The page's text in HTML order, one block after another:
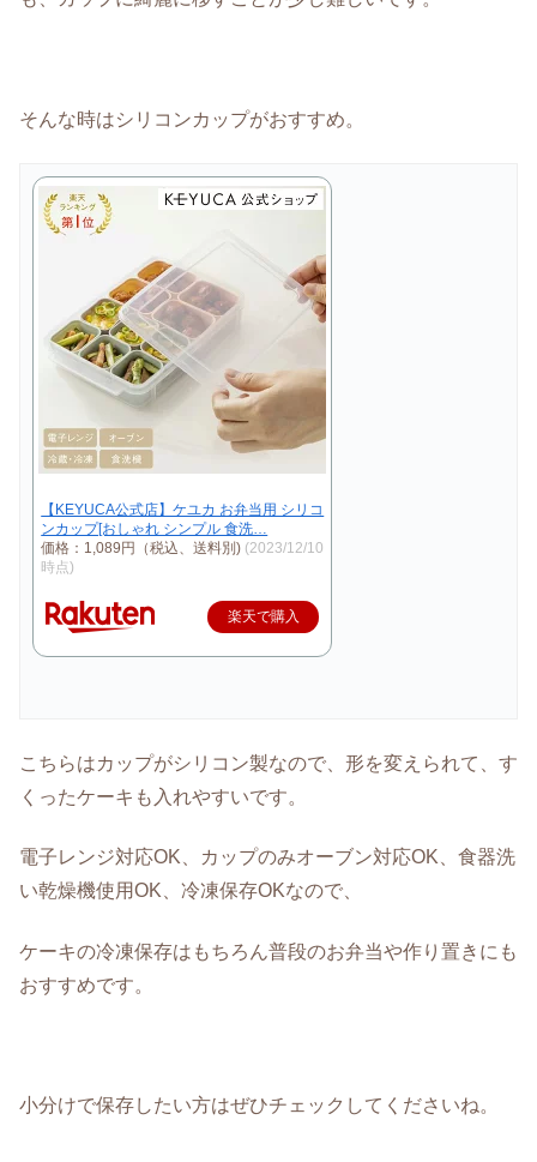
そんな時はシリコンカップがおすすめ。
【KEYUCA公式店】ケユカ お弁当用 シリコ
ンカップ[おしゃれ シンプル 食洗…
価格：1,089円（税込、送料別) (2023/12/10
時点)
楽天で購入
こちらはカップがシリコン製なので、形を変えられて、す
くったケーキも入れやすいです。
電子レンジ対応OK、カップのみオーブン対応OK、食器洗
い乾燥機使用OK、冷凍保存OKなので、
ケーキの冷凍保存はもちろん普段のお弁当や作り置きにも
おすすめです。
小分けで保存したい方はぜひチェックしてくださいね。